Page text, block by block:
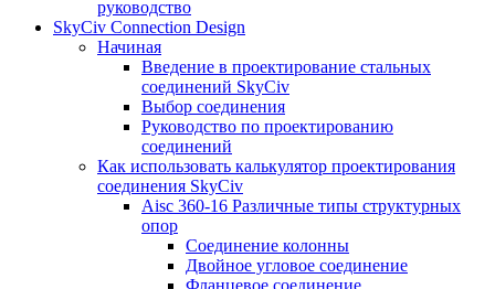
руководство
SkyCiv Connection Design
Начиная
Введение в проектирование стальных
соединений SkyCiv
Выбор соединения
Руководство по проектированию
соединений
Как использовать калькулятор проектирования
соединения SkyCiv
Aisc 360-16 Различные типы структурных
опор
Соединение колонны
Двойное угловое соединение